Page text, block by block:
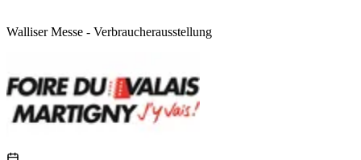
Walliser Messe - Verbraucherausstellung